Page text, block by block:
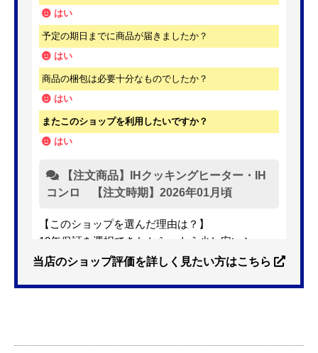
はい
予定の期日までに商品が届きましたか？
はい
商品の梱包は必要十分なものでしたか？
はい
またこのショップを利用したいですか？
はい
【注文商品】IHクッキングヒーター・IH
コンロ 【注文時期】2026年01月頃
【このショップを選んだ理由は？】
10年保証を選択できたから。もう少し安いショッ
プも有ったが、5年保証しかなかった。
当店のショップ評価を詳しく見たい方はこちら